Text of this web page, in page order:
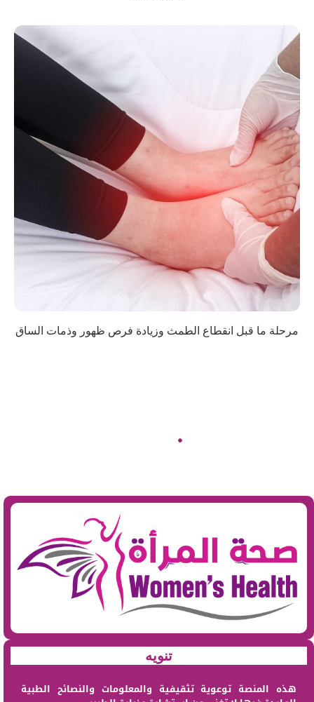
مرحلة ما قبل انقطاع الطمث وزيادة فرص ظهور وذمات الساق
تنويه
هذه المنصة توعوية تثقيفية والمعلومات والنصائح الطبية